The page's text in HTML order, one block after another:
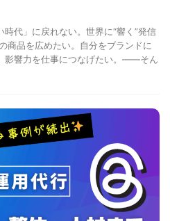
代」に戻れない。世界に“響く”発信
商品を広めたい。自分をブランドに
影響力を仕事につなげたい。——そん